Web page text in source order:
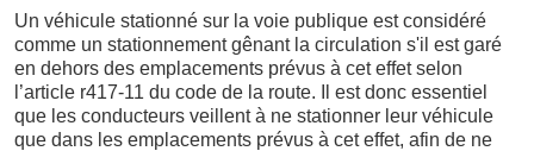
Un véhicule stationné sur la voie publique est considéré
comme un stationnement gênant la circulation s'il est garé
en dehors des emplacements prévus à cet effet selon
l’article r417-11 du code de la route. Il est donc essentiel
que les conducteurs veillent à ne stationner leur véhicule
que dans les emplacements prévus à cet effet, afin de ne